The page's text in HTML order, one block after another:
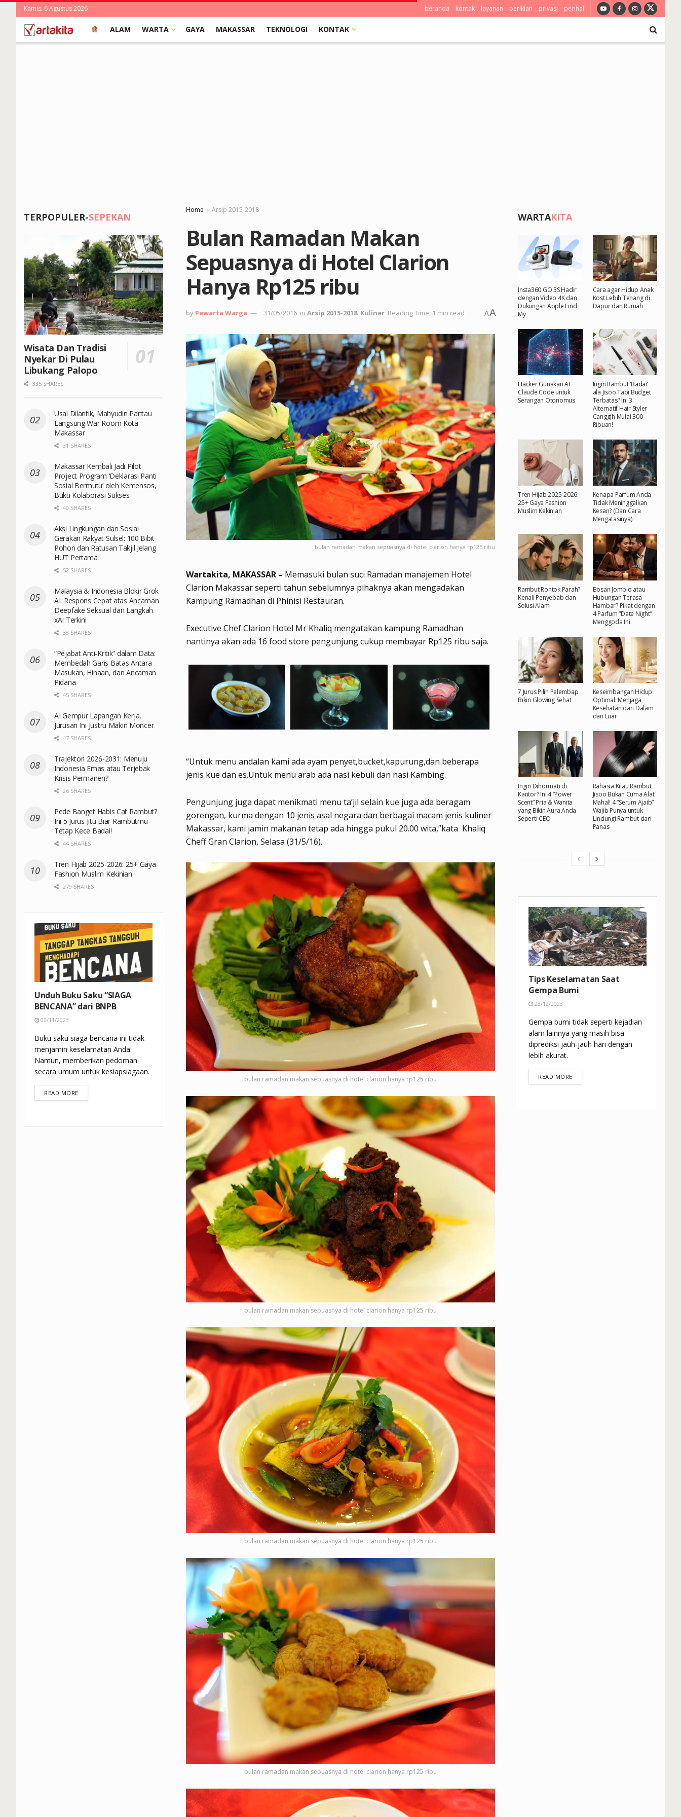
Kamis, 6 Agustus 2026 beranda kontak layanan beriklan privasi perihal
ALAM WARTA GAYA MAKASSAR TEKNOLOGI KONTAK
Home Arsip 2015-2018
Bulan Ramadan Makan
Sepuasnya di Hotel Clarion
Hanya Rp125 ribu
by Pewarta Warga 31/05/2016 in Arsip 2015-2018, Kuliner Reading Time: 1 min read AA
bulan ramadan makan sepuasnya di hotel clarion hanya rp125 ribu
Wartakita, MAKASSAR – Memasuki bulan suci Ramadan manajemen Hotel
Clarion Makassar seperti tahun sebelumnya pihaknya akan mengadakan
Kampung Ramadhan di Phinisi Restauran.
Executive Chef Clarion Hotel Mr Khaliq mengatakan kampung Ramadhan
nantinya akan ada 16 food store pengunjung cukup membayar Rp125 ribu saja.
“Untuk menu andalan kami ada ayam penyet,bucket,kapurung,dan beberapa
jenis kue dan es.Untuk menu arab ada nasi kebuli dan nasi Kambing.
Pengunjung juga dapat menikmati menu ta’jil selain kue juga ada beragam
gorengan, kurma dengan 10 jenis asal negara dan berbagai macam jenis kuliner
Makassar, kami jamin makanan tetap ada hingga pukul 20.00 wita,”kata Khaliq
Cheff Gran Clarion, Selasa (31/5/16).
bulan ramadan makan sepuasnya di hotel clarion hanya rp125 ribu
bulan ramadan makan sepuasnya di hotel clarion hanya rp125 ribu
bulan ramadan makan sepuasnya di hotel clarion hanya rp125 ribu
bulan ramadan makan sepuasnya di hotel clarion hanya rp125 ribu
TERPOPULER-SEPEKAN
Wisata Dan Tradisi
Nyekar Di Pulau
Libukang Palopo
335 SHARES
Usai Dilantik, Mahyudin Pantau
Langsung War Room Kota
Makassar
31 SHARES
Makassar Kembali Jadi Pilot
Project Program ‘Deklarasi Panti
Sosial Bermutu’ oleh Kemensos,
Bukti Kolaborasi Sukses
40 SHARES
Aksi Lingkungan dan Sosial
Gerakan Rakyat Sulsel: 100 Bibit
Pohon dan Ratusan Takjil Jelang
HUT Pertama
52 SHARES
Malaysia & Indonesia Blokir Grok
AI: Respons Cepat atas Ancaman
Deepfake Seksual dan Langkah
xAI Terkini
38 SHARES
“Pejabat Anti-Kritik” dalam Data:
Membedah Garis Batas Antara
Masukan, Hinaan, dan Ancaman
Pidana
45 SHARES
AI Gempur Lapangan Kerja,
Jurusan Ini Justru Makin Moncer
47 SHARES
Trajektori 2026-2031: Menuju
Indonesia Emas atau Terjebak
Krisis Permanen?
26 SHARES
Pede Banget Habis Cat Rambut?
Ini 5 Jurus Jitu Biar Rambutmu
Tetap Kece Badai!
44 SHARES
Tren Hijab 2025-2026: 25+ Gaya
Fashion Muslim Kekinian
279 SHARES
Unduh Buku Saku “SIAGA
BENCANA” dari BNPB
02/11/2023
Buku saku siaga bencana ini tidak
menjamin keselamatan Anda.
Namun, memberikan pedoman
secara umum untuk kesiapsiagaan.
READ MOREDETAILS
WARTAKITA
Insta360 GO 3S Hadir
dengan Video 4K dan
Dukungan Apple Find
My
Cara agar Hidup Anak
Kost Lebih Tenang di
Dapur dan Rumah
Hacker Gunakan AI
Claude Code untuk
Serangan Otonomus
Ingin Rambut ‘Badai’
ala Jisoo Tapi Budget
Terbatas? Ini 3
Alternatif Hair Styler
Canggih Mulai 300
Ribuan!
Tren Hijab 2025-2026:
25+ Gaya Fashion
Muslim Kekinian
Kenapa Parfum Anda
Tidak Meninggalkan
Kesan? (Dan Cara
Mengatasinya)
Rambut Rontok Parah?
Kenali Penyebab dan
Solusi Alami
Bosan Jomblo atau
Hubungan Terasa
Hambar? Pikat dengan
4 Parfum “Date Night”
Menggoda Ini
7 Jurus Pilih Pelembap
Bikin Glowing Sehat
Keseimbangan Hidup
Optimal: Menjaga
Kesehatan dari Dalam
dan Luar
Ingin Dihormati di
Kantor? Ini 4 “Power
Scent” Pria & Wanita
yang Bikin Aura Anda
Seperti CEO
Rahasia Kilau Rambut
Jisoo Bukan Cuma Alat
Mahal! 4 “Serum Ajaib”
Wajib Punya untuk
Lindungi Rambut dari
Panas
Tips Keselamatan Saat
Gempa Bumi
23/12/2023
Gempa bumi tidak seperti kejadian
alam lainnya yang masih bisa
diprediksi jauh-jauh hari dengan
lebih akurat.
READ MOREDETAILS